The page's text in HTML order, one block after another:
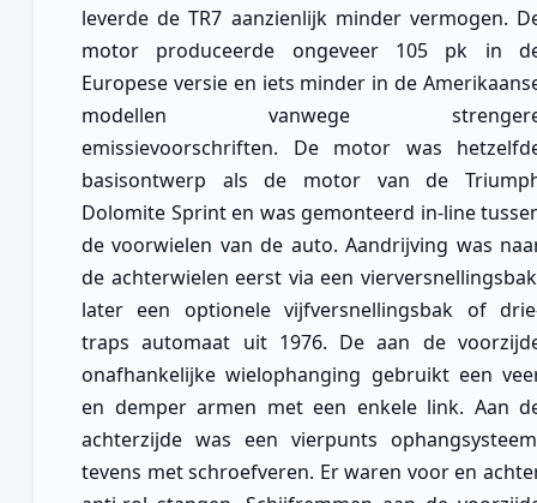
leverde de TR7 aanzienlijk minder vermogen.
motor produceerde ongeveer 105 pk in
Europese versie en iets minder in de
modellen vanwege
emissievoorschriften. De motor was
basisontwerp als de motor van de
Dolomite Sprint en was gemonteerd in-line
de voorwielen van de auto. Aandrijving was
de achterwielen eerst via een
later een optionele vijfversnellingsbak of
traps automaat uit 1976. De aan de
onafhankelijke wielophanging gebruikt een
en demper armen met een enkele link. Aan
achterzijde was een vierpunts
tevens met schroefveren. Er waren voor en